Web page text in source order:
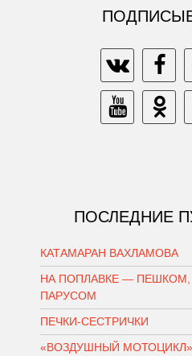
ПОСЛЕДНИЕ
КАТАМАРАН ВАХЛАМОВА
НА ПОПЛАВКЕ — ПЕШКОМ,
ПАРУСОМ
ПЕЧКИ-СЕСТРИЧКИ
«ВОЗДУШНЫЙ МОТОЦИКЛ»